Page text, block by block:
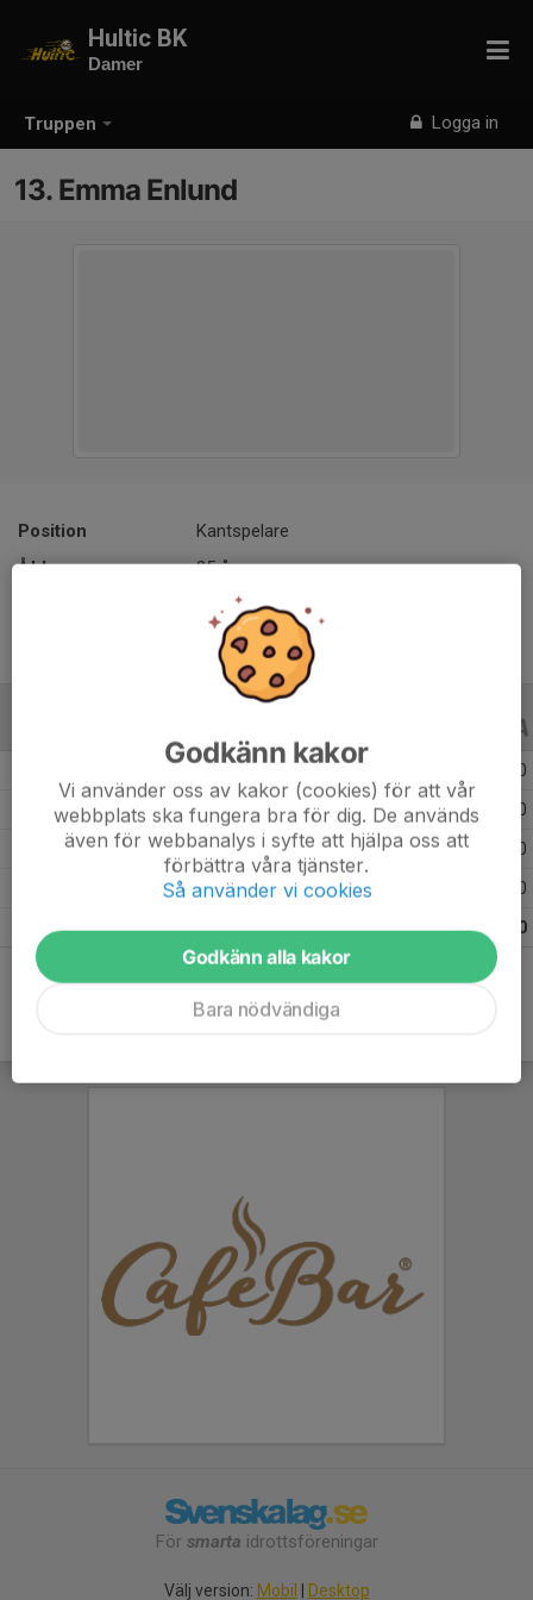
Truppen Logga in
Hultic BK
Damer
13. Emma Enlund
Position
Kantspelare
Ålder
25 år
0
Säsongen 24/25 10 0 0
Säsongen 23/24 7 0
0
Totalt 21 39 0
För smarta idrottsföreningar
Välj version: Mobil Desktop
Godkänn kakor
Vi använder oss av kakor (cookies) för att vår
webbplats ska fungera bra för dig. De används
även för webbanalys i syfte att hjälpa oss att
förbättra våra tjänster.
Så använder vi cookies
Godkänn alla kakor
Bara nödvändiga